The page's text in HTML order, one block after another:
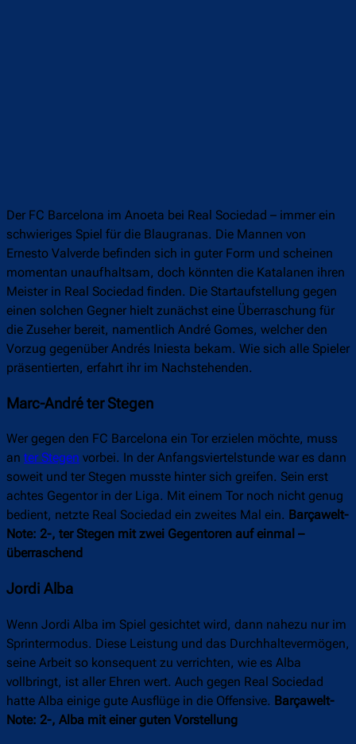
Der FC Barcelona im Anoeta bei Real Sociedad – immer ein
schwieriges Spiel für die Blaugranas. Die Mannen von
Ernesto Valverde befinden sich in guter Form und scheinen
momentan unaufhaltsam, doch könnten die Katalanen ihren
Meister in Real Sociedad finden. Die Startaufstellung gegen
einen solchen Gegner hielt zunächst eine Überraschung für
die Zuseher bereit, namentlich André Gomes, welcher den
Vorzug gegenüber Andrés Iniesta bekam. Wie sich alle Spieler
präsentierten, erfahrt ihr im Nachstehenden.
Marc-André ter Stegen
Wer gegen den FC Barcelona ein Tor erzielen möchte, muss
an ter Stegen vorbei. In der Anfangsviertelstunde war es dann
soweit und ter Stegen musste hinter sich greifen. Sein erst
achtes Gegentor in der Liga. Mit einem Tor noch nicht genug
bedient, netzte Real Sociedad ein zweites Mal ein. Barçawelt-
Note: 2-, ter Stegen mit zwei Gegentoren auf einmal –
überraschend
Jordi Alba
Wenn Jordi Alba im Spiel gesichtet wird, dann nahezu nur im
Sprintermodus. Diese Leistung und das Durchhaltevermögen,
seine Arbeit so konsequent zu verrichten, wie es Alba
vollbringt, ist aller Ehren wert. Auch gegen Real Sociedad
hatte Alba einige gute Ausflüge in die Offensive. Barçawelt-
Note: 2-, Alba mit einer guten Vorstellung